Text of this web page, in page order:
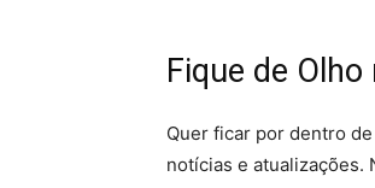
Fique de
Quer ficar por dentro
notícias e atualizações.